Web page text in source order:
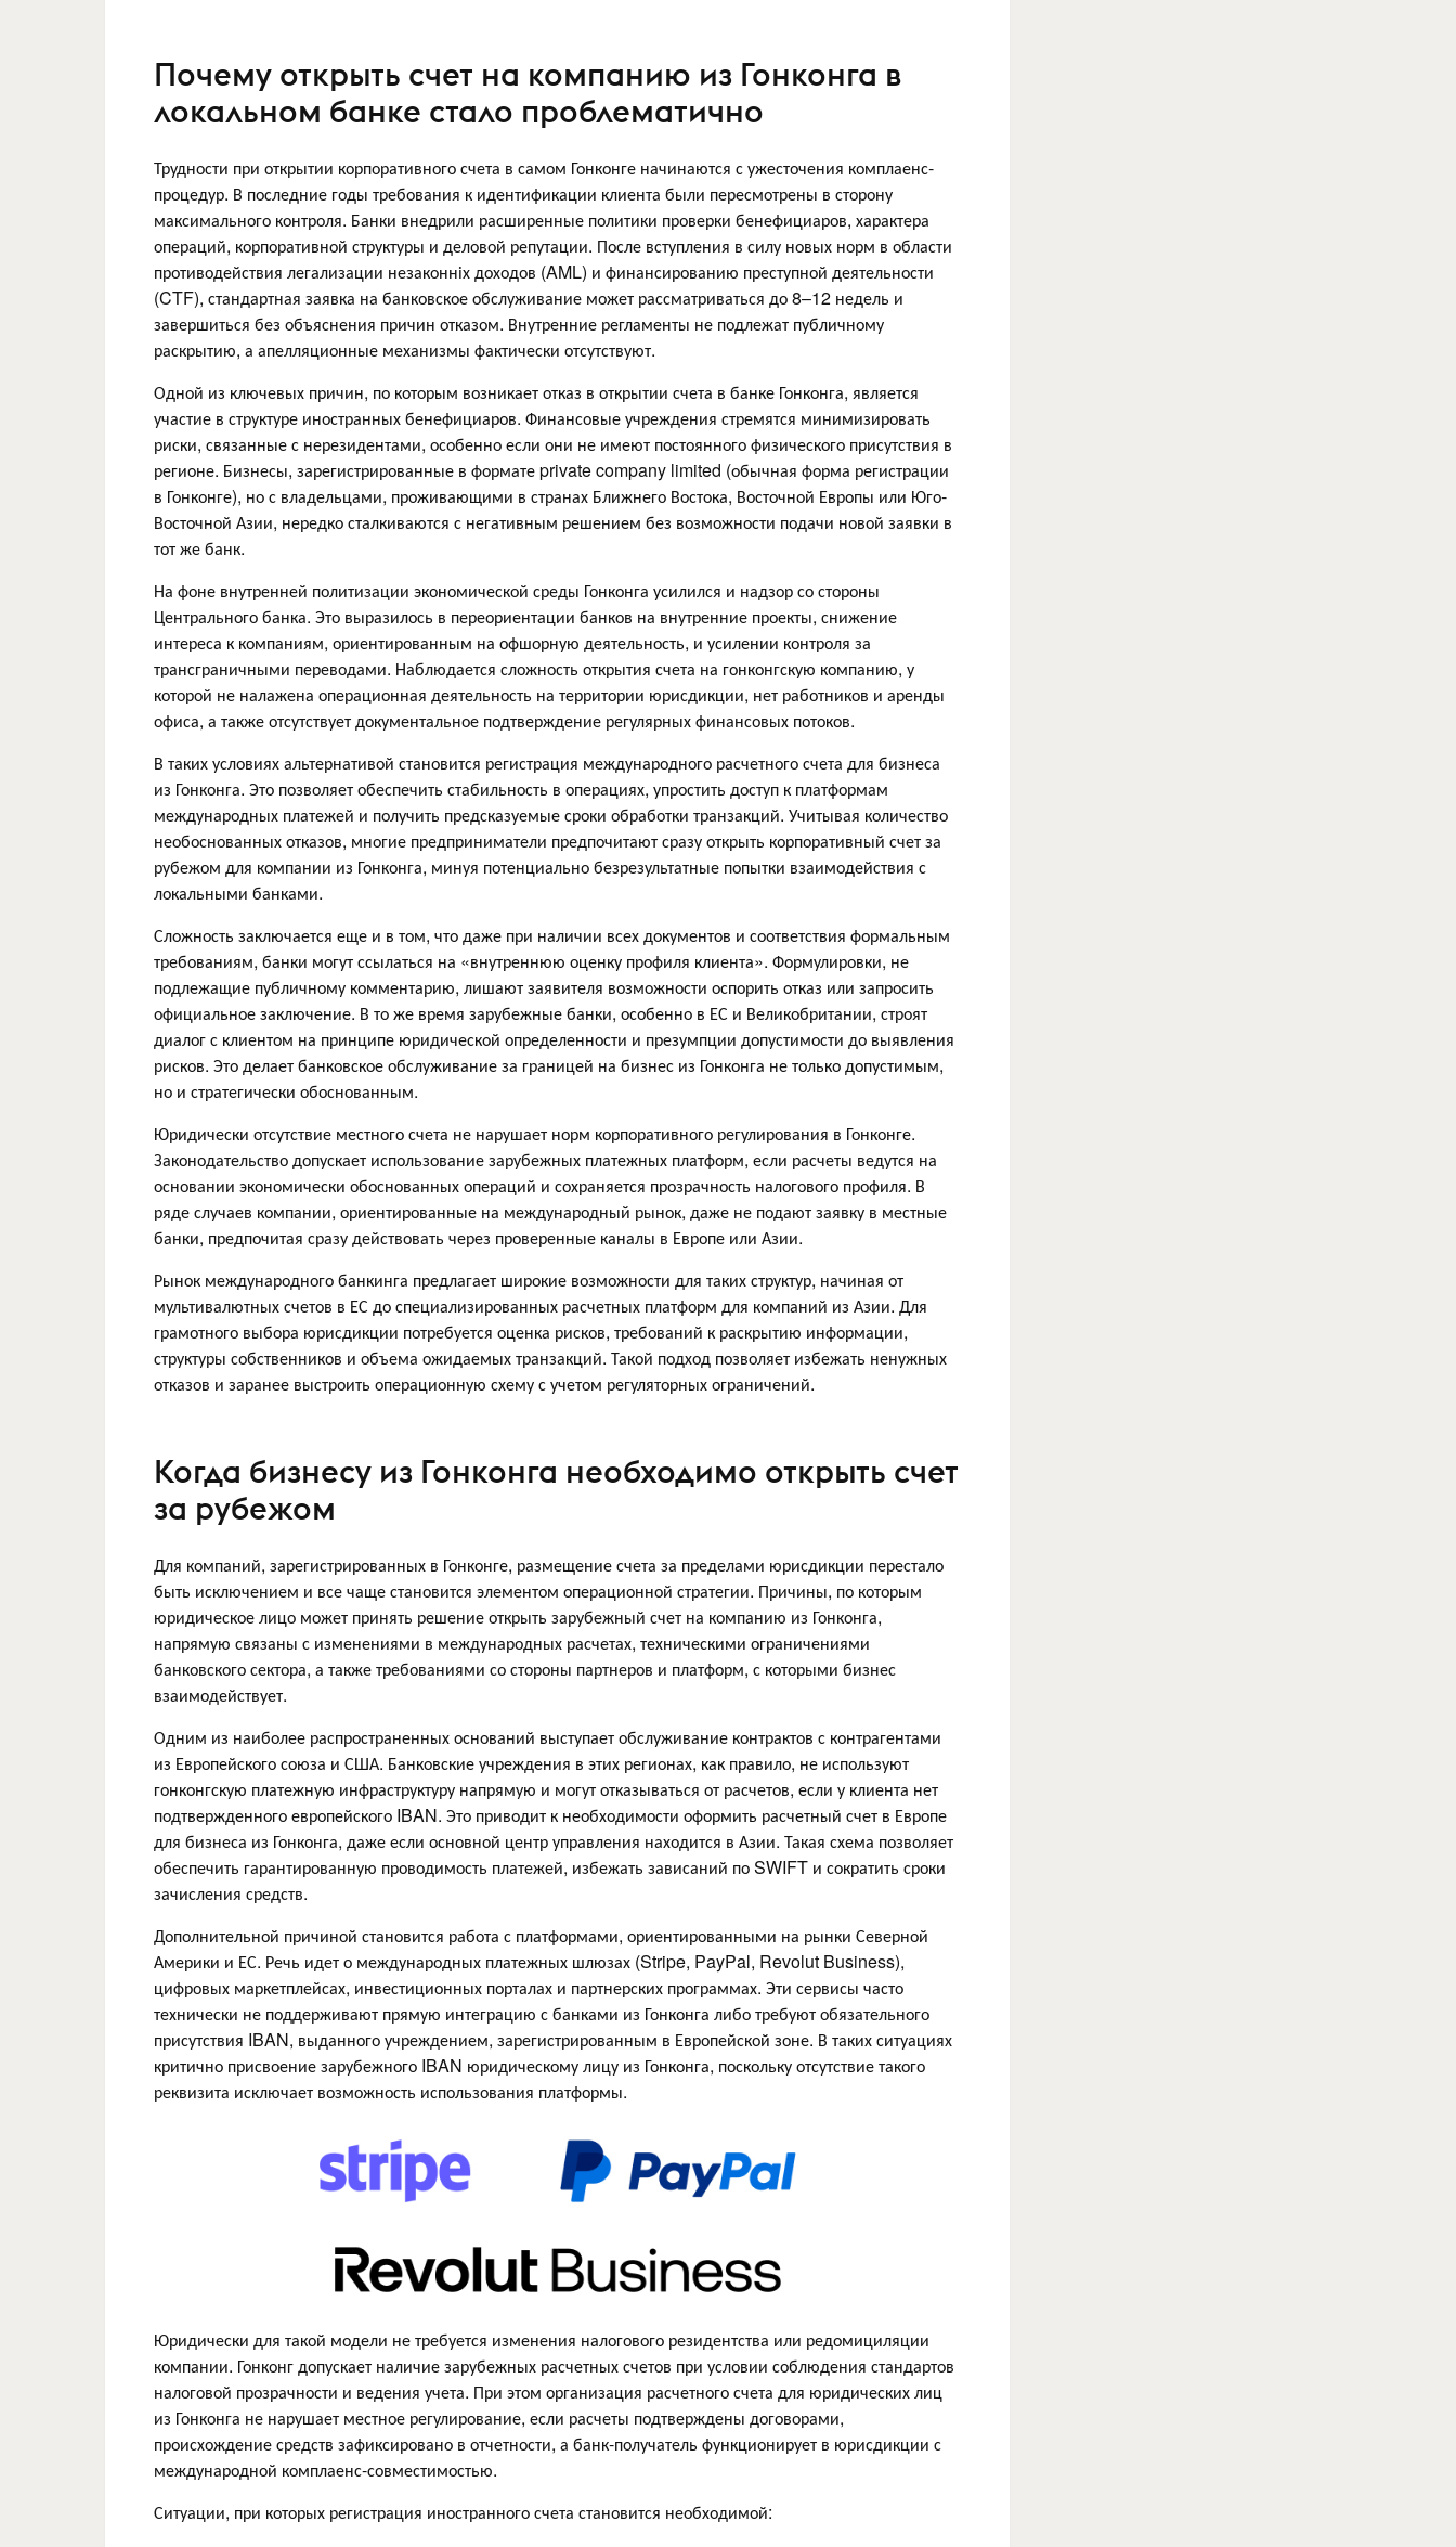
Почему открыть счет на компанию из Гонконга в
локальном банке стало проблематично
Трудности при открытии корпоративного счета в самом Гонконге начинаются с ужесточения комплаенс-
процедур. В последние годы требования к идентификации клиента были пересмотрены в сторону
максимального контроля. Банки внедрили расширенные политики проверки бенефициаров, характера
операций, корпоративной структуры и деловой репутации. После вступления в силу новых норм в области
противодействия легализации незаконніх доходов (AML) и финансированию преступной деятельности
(CTF), стандартная заявка на банковское обслуживание может рассматриваться до 8–12 недель и
завершиться без объяснения причин отказом. Внутренние регламенты не подлежат публичному
раскрытию, а апелляционные механизмы фактически отсутствуют.
Одной из ключевых причин, по которым возникает отказ в открытии счета в банке Гонконга, является
участие в структуре иностранных бенефициаров. Финансовые учреждения стремятся минимизировать
риски, связанные с нерезидентами, особенно если они не имеют постоянного физического присутствия в
регионе. Бизнесы, зарегистрированные в формате private company limited (обычная форма регистрации
в Гонконге), но с владельцами, проживающими в странах Ближнего Востока, Восточной Европы или Юго-
Восточной Азии, нередко сталкиваются с негативным решением без возможности подачи новой заявки в
тот же банк.
На фоне внутренней политизации экономической среды Гонконга усилился и надзор со стороны
Центрального банка. Это выразилось в переориентации банков на внутренние проекты, снижение
интереса к компаниям, ориентированным на офшорную деятельность, и усилении контроля за
трансграничными переводами. Наблюдается сложность открытия счета на гонконгскую компанию, у
которой не налажена операционная деятельность на территории юрисдикции, нет работников и аренды
офиса, а также отсутствует документальное подтверждение регулярных финансовых потоков.
В таких условиях альтернативой становится регистрация международного расчетного счета для бизнеса
из Гонконга. Это позволяет обеспечить стабильность в операциях, упростить доступ к платформам
международных платежей и получить предсказуемые сроки обработки транзакций. Учитывая количество
необоснованных отказов, многие предприниматели предпочитают сразу открыть корпоративный счет за
рубежом для компании из Гонконга, минуя потенциально безрезультатные попытки взаимодействия с
локальными банками.
Сложность заключается еще и в том, что даже при наличии всех документов и соответствия формальным
требованиям, банки могут ссылаться на «внутреннюю оценку профиля клиента». Формулировки, не
подлежащие публичному комментарию, лишают заявителя возможности оспорить отказ или запросить
официальное заключение. В то же время зарубежные банки, особенно в ЕС и Великобритании, строят
диалог с клиентом на принципе юридической определенности и презумпции допустимости до выявления
рисков. Это делает банковское обслуживание за границей на бизнес из Гонконга не только допустимым,
но и стратегически обоснованным.
Юридически отсутствие местного счета не нарушает норм корпоративного регулирования в Гонконге.
Законодательство допускает использование зарубежных платежных платформ, если расчеты ведутся на
основании экономически обоснованных операций и сохраняется прозрачность налогового профиля. В
ряде случаев компании, ориентированные на международный рынок, даже не подают заявку в местные
банки, предпочитая сразу действовать через проверенные каналы в Европе или Азии.
Рынок международного банкинга предлагает широкие возможности для таких структур, начиная от
мультивалютных счетов в ЕС до специализированных расчетных платформ для компаний из Азии. Для
грамотного выбора юрисдикции потребуется оценка рисков, требований к раскрытию информации,
структуры собственников и объема ожидаемых транзакций. Такой подход позволяет избежать ненужных
отказов и заранее выстроить операционную схему с учетом регуляторных ограничений.
Когда бизнесу из Гонконга необходимо открыть счет
за рубежом
Для компаний, зарегистрированных в Гонконге, размещение счета за пределами юрисдикции перестало
быть исключением и все чаще становится элементом операционной стратегии. Причины, по которым
юридическое лицо может принять решение открыть зарубежный счет на компанию из Гонконга,
напрямую связаны с изменениями в международных расчетах, техническими ограничениями
банковского сектора, а также требованиями со стороны партнеров и платформ, с которыми бизнес
взаимодействует.
Одним из наиболее распространенных оснований выступает обслуживание контрактов с контрагентами
из Европейского союза и США. Банковские учреждения в этих регионах, как правило, не используют
гонконгскую платежную инфраструктуру напрямую и могут отказываться от расчетов, если у клиента нет
подтвержденного европейского IBAN. Это приводит к необходимости оформить расчетный счет в Европе
для бизнеса из Гонконга, даже если основной центр управления находится в Азии. Такая схема позволяет
обеспечить гарантированную проводимость платежей, избежать зависаний по SWIFT и сократить сроки
зачисления средств.
Дополнительной причиной становится работа с платформами, ориентированными на рынки Северной
Америки и ЕС. Речь идет о международных платежных шлюзах (Stripe, PayPal, Revolut Business),
цифровых маркетплейсах, инвестиционных порталах и партнерских программах. Эти сервисы часто
технически не поддерживают прямую интеграцию с банками из Гонконга либо требуют обязательного
присутствия IBAN, выданного учреждением, зарегистрированным в Европейской зоне. В таких ситуациях
критично присвоение зарубежного IBAN юридическому лицу из Гонконга, поскольку отсутствие такого
реквизита исключает возможность использования платформы.
Юридически для такой модели не требуется изменения налогового резидентства или редомициляции
компании. Гонконг допускает наличие зарубежных расчетных счетов при условии соблюдения стандартов
налоговой прозрачности и ведения учета. При этом организация расчетного счета для юридических лиц
из Гонконга не нарушает местное регулирование, если расчеты подтверждены договорами,
происхождение средств зафиксировано в отчетности, а банк-получатель функционирует в юрисдикции с
международной комплаенс-совместимостью.
Ситуации, при которых регистрация иностранного счета становится необходимой: